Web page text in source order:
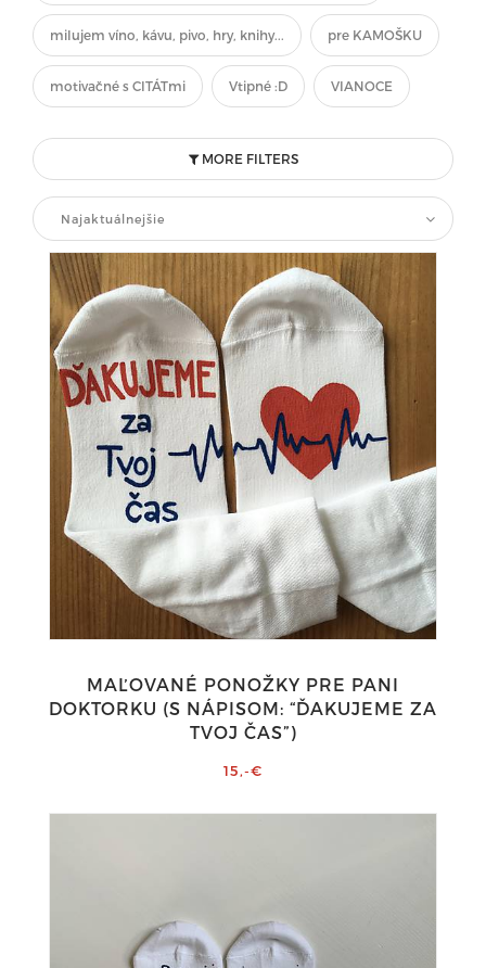
milujem víno, kávu, pivo, hry, knihy... pre KAMOŠKU
motivačné s CITÁTmi Vtipné :D VIANOCE
MORE FILTERS
Najaktuálnejšie
MAĽOVANÉ PONOŽKY PRE PANI
DOKTORKU (S NÁPISOM: “ĎAKUJEME ZA
TVOJ ČAS”)
15,-€